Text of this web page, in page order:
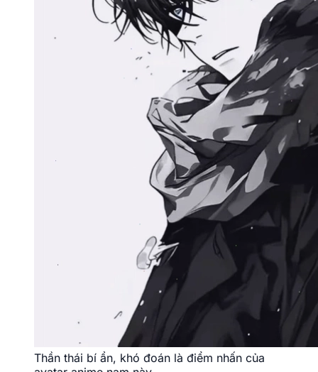
Thần thái bí ẩn, khó đoán là điểm nhấn của